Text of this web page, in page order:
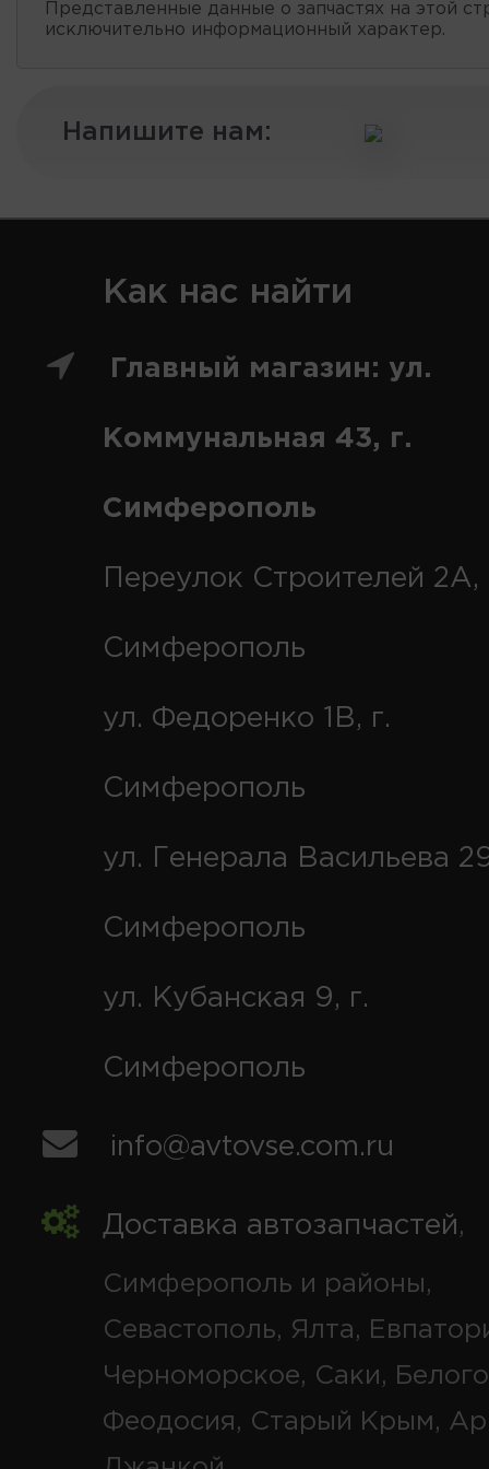
Представленные данные о запчастях на этой
исключительно информационный характер.
Напишите нам:
Как нас найти
Главный магазин: ул.
Коммунальная 43, г.
Симферополь
Переулок Строителей 2А,
Симферополь
ул. Федоренко 1В, г.
Симферополь
ул. Генерала Васильева
Симферополь
ул. Кубанская 9, г.
Симферополь
info@avtovse.com.ru
Доставка автозапчастей,
Симферополь и районы,
Севастополь, Ялта,
Черноморское, Саки,
Феодосия, Старый Крым,